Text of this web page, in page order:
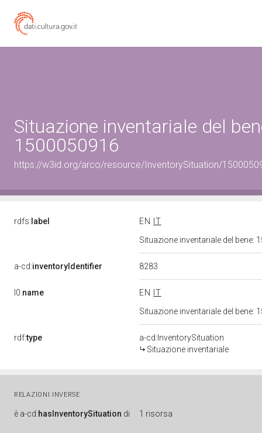
Situazione inventariale del
1500050916
https://w3id.org/arco/resource/InventorySituation/
rdfs: label EN
IT
Situazione inventariale del bene:
a-cd:inventoryIdentifier 8283
l0:name EN
IT
Situazione inventariale del bene:
rdf:type
a-cd:InventorySituation
Situazione inventariale
RELAZIONI INVERSE
è a-cd:hasInventorySituation di 1 risorsa